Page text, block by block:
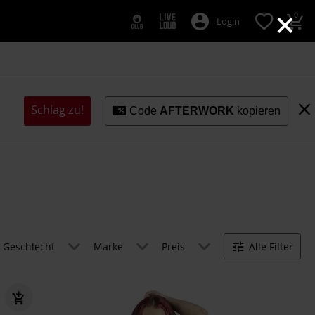
×
Login 0
Schlag zu! Code AFTERWORK kopieren
Geschlecht Marke Preis Alle Filter